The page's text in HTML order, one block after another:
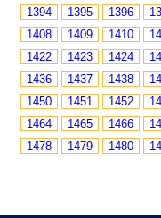
1394
1395 1396
1408
1409 1410
1422
1423 1424
1436
1437 1438
1450
1451 1452
1464
1465 1466
1478
1479 1480